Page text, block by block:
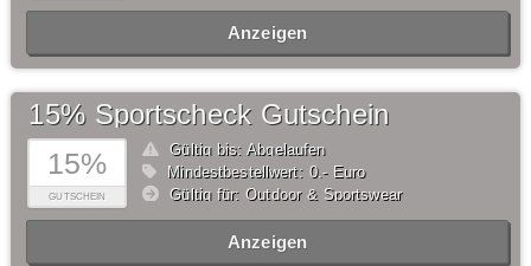
Anzeigen
15%
GUTSCHEIN
15% Sportscheck Gutschein
Gültig bis: Abgelaufen
Mindestbestellwert: 0,- Euro
Gültig für: Outdoor & Sportswear
Anzeigen